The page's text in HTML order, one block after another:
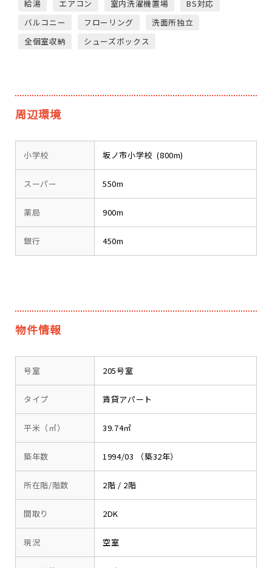
給湯
エアコン 室内洗濯機置場
BS対応
バルコニー
フローリング
洗面所独立
全個室収納
シューズボックス
周辺環境
小学校 坂ノ市小学校 (800m)
スーパー 550m
薬局 900m
銀行 450m
物件情報
号室 205号室
タイプ 賃貸アパート
平米（㎡） 39.74㎡
築年数 1994/03 （築32年）
所在階/階数 2階 / 2階
間取り 2DK
現況 空室